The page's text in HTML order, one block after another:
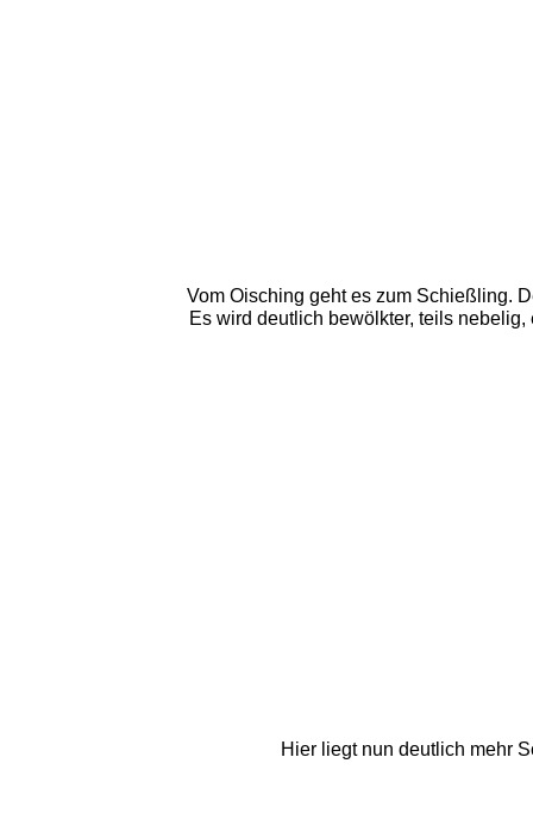
Vom Oisching geht es zum Schießling.
Es wird deutlich bewölkter, teils
Hier liegt nun deutlich mehr